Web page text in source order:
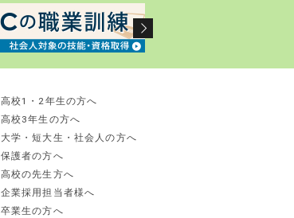
高校1・2年生の方へ
高校3年生の方へ
大学・短大生・社会人の方へ
保護者の方へ
高校の先生方へ
企業採用担当者様へ
卒業生の方へ